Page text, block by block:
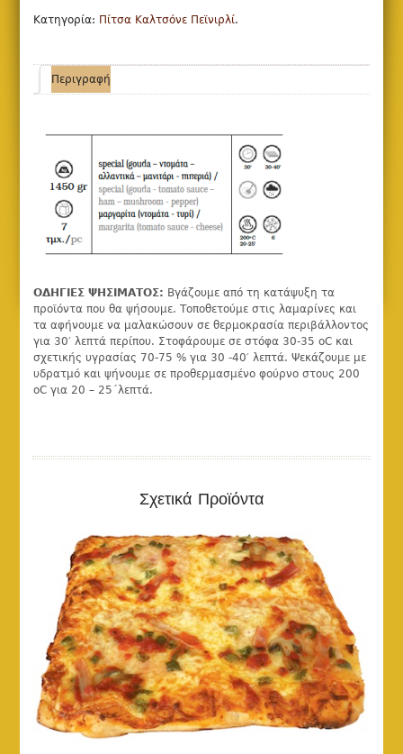
Κατηγορία: Πίτσα Καλτσόνε Πεϊνιρλί.
Περιγραφή
ΟΔΗΓΙΕΣ ΨΗΣΙΜΑΤΟΣ: Βγάζουμε από τη κατάψυξη τα
προϊόντα που θα ψήσουμε. Τοποθετούμε στις λαμαρίνες και
τα αφήνουμε να μαλακώσουν σε θερμοκρασία περιβάλλοντος
για 30′ λεπτά περίπου. Στοφάρουμε σε στόφα 30-35 οC και
σχετικής υγρασίας 70-75 % για 30 -40′ λεπτά. Ψεκάζουμε με
υδρατμό και ψήνουμε σε προθερμασμένο φούρνο στους 200
οC για 20 – 25΄λεπτά.
Σχετικά Προϊόντα